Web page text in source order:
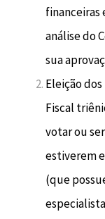
financeiras
análise do
sua
Eleição
Fiscal
votar ou
estiverem
(que